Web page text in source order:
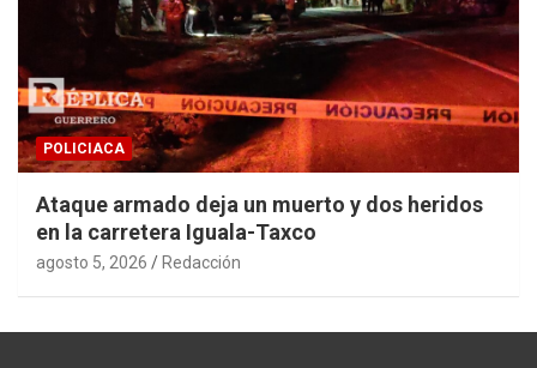
POLICIACA
Ataque armado deja un muerto y dos heridos
en la carretera Iguala-Taxco
agosto 5, 2026 Redacción